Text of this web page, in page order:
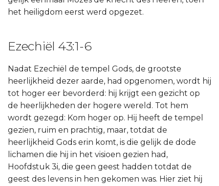
het heiligdom eerst werd opgezet.
Ezechiël 43:1-6
Nadat Ezechiël de tempel Gods, de grootste
heerlijkheid dezer aarde, had opgenomen, wordt hij
tot hoger eer bevorderd: hij krijgt een gezicht op
de heerlijkheden der hogere wereld. Tot hem
wordt gezegd: Kom hoger op. Hij heeft de tempel
gezien, ruim en prachtig, maar, totdat de
heerlijkheid Gods erin komt, is die gelijk de dode
lichamen die hij in het visioen gezien had,
Hoofdstuk 3i, die geen geest hadden totdat de
geest des levens in hen gekomen was. Hier ziet hij